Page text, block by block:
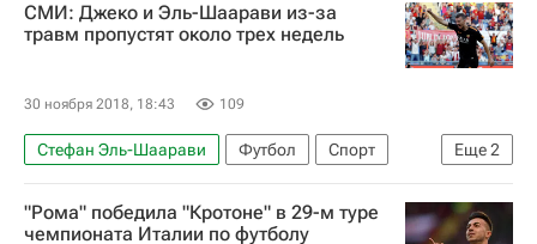
СМИ: Джеко и Эль-Шаарави из-за
травм пропустят около трех недель
30 ноября 2018, 18:43 109
Еще2
Стефан Эль-Шаарави Футбол
Спорт
Рома
Эдин Джеко
"Рома" победила "Кротоне" в 29-м туре
чемпионата Италии по футболу